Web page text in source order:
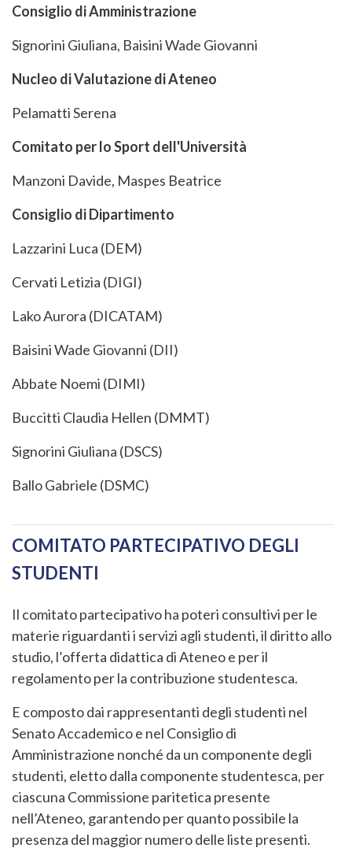
Consiglio di Amministrazione
Signorini Giuliana, Baisini Wade Giovanni
Nucleo di Valutazione di Ateneo
Pelamatti Serena
Comitato per lo Sport dell'Università
Manzoni Davide, Maspes Beatrice
Consiglio di Dipartimento
Lazzarini Luca (DEM)
Cervati Letizia (DIGI)
Lako Aurora (DICATAM)
Baisini Wade Giovanni (DII)
Abbate Noemi (DIMI)
Buccitti Claudia Hellen (DMMT)
Signorini Giuliana (DSCS)
Ballo Gabriele (DSMC)
COMITATO PARTECIPATIVO DEGLI
STUDENTI
Il comitato partecipativo ha poteri consultivi per le
materie riguardanti i servizi agli studenti, il diritto allo
studio, l’offerta didattica di Ateneo e per il
regolamento per la contribuzione studentesca.
E composto dai rappresentanti degli studenti nel
Senato Accademico e nel Consiglio di
Amministrazione nonché da un componente degli
studenti, eletto dalla componente studentesca, per
ciascuna Commissione paritetica presente
nell’Ateneo, garantendo per quanto possibile la
presenza del maggior numero delle liste presenti.